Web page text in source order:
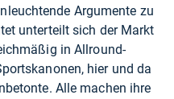
Argumente zu
unterteilt sich der Markt
in Allround-
hier und da
Alle machen ihre